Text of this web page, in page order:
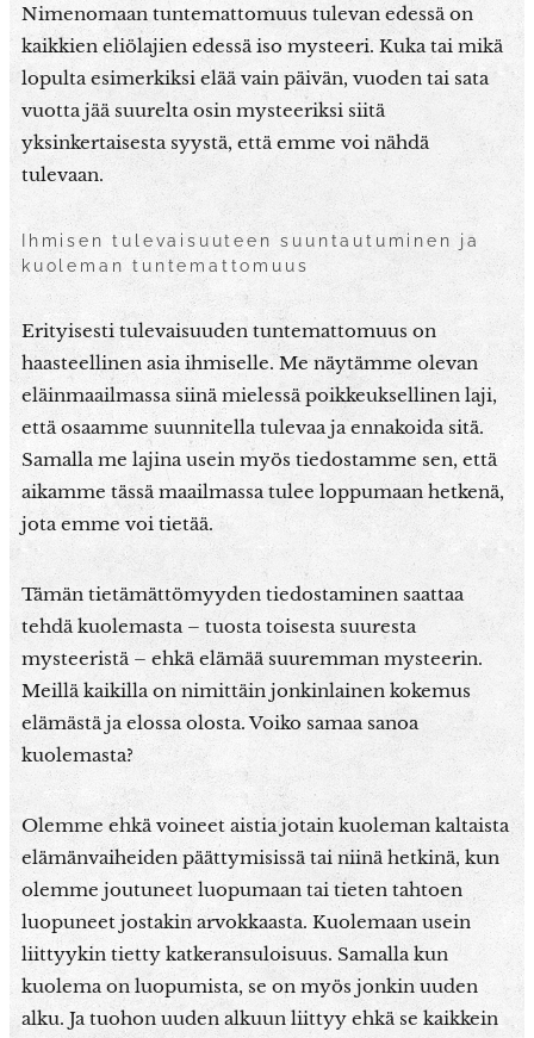
Nimenomaan tuntemattomuus tulevan edessä on
kaikkien eliölajien edessä iso mysteeri. Kuka tai mikä
lopulta esimerkiksi elää vain päivän, vuoden tai sata
vuotta jää suurelta osin mysteeriksi siitä
yksinkertaisesta syystä, että emme voi nähdä
tulevaan.
Ihmisen tulevaisuuteen suuntautuminen ja
kuoleman tuntemattomuus
Erityisesti tulevaisuuden tuntemattomuus on
haasteellinen asia ihmiselle. Me näytämme olevan
eläinmaailmassa siinä mielessä poikkeuksellinen laji,
että osaamme suunnitella tulevaa ja ennakoida sitä.
Samalla me lajina usein myös tiedostamme sen, että
aikamme tässä maailmassa tulee loppumaan hetkenä,
jota emme voi tietää.
Tämän tietämättömyyden tiedostaminen saattaa
tehdä kuolemasta – tuosta toisesta suuresta
mysteeristä – ehkä elämää suuremman mysteerin.
Meillä kaikilla on nimittäin jonkinlainen kokemus
elämästä ja elossa olosta. Voiko samaa sanoa
kuolemasta?
Olemme ehkä voineet aistia jotain kuoleman kaltaista
elämänvaiheiden päättymisissä tai niinä hetkinä, kun
olemme joutuneet luopumaan tai tieten tahtoen
luopuneet jostakin arvokkaasta. Kuolemaan usein
liittyykin tietty katkeransuloisuus. Samalla kun
kuolema on luopumista, se on myös jonkin uuden
alku. Ja tuohon uuden alkuun liittyy ehkä se kaikkein